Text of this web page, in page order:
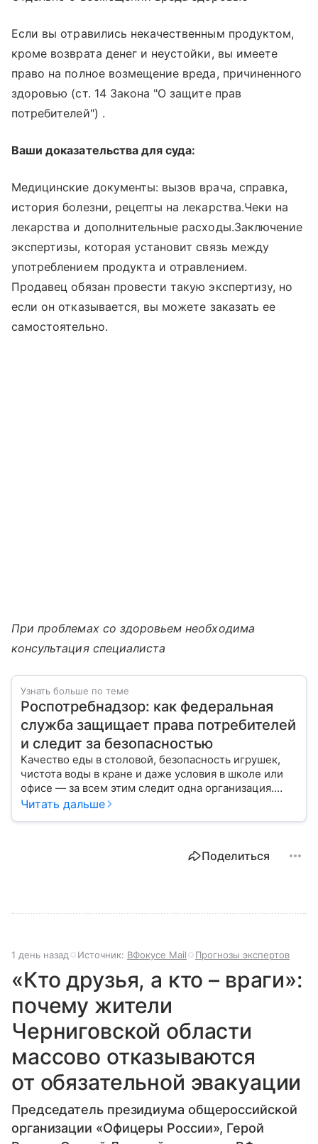
Если вы отравились некачественным продуктом,
кроме возврата денег и неустойки, вы имеете
право на полное возмещение вреда, причиненного
здоровью (ст. 14 Закона "О защите прав
потребителей") .
Ваши доказательства для суда:
Медицинские документы: вызов врача, справка,
история болезни, рецепты на лекарства.Чеки на
лекарства и дополнительные расходы.Заключение
экспертизы, которая установит связь между
употреблением продукта и отравлением.
Продавец обязан провести такую экспертизу, но
если он отказывается, вы можете заказать ее
самостоятельно.
При проблемах со здоровьем необходима
консультация специалиста
Узнать больше по теме
Роспотребнадзор: как федеральная
служба защищает права потребителей
и следит за безопасностью
Качество еды в столовой, безопасность игрушек,
чистота воды в кране и даже условия в школе или
офисе — за всем этим следит одна организация.
Роспотребнадзор — федеральная служба, которая
её работа важна для каждого жителя России.
Читать дальше
Поделиться
1 день назад Источник: ВФокусе Mail Прогнозы экспертов
«Кто друзья, а кто – враги»:
почему жители
Черниговской области
массово отказываются
от обязательной эвакуации
Председатель президиума общероссийской
организации «Офицеры России», Герой